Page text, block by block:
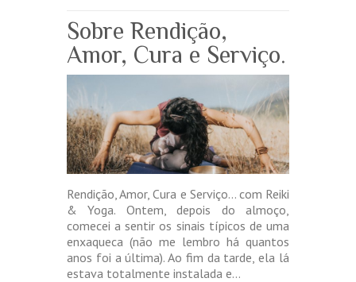
Sobre Rendição,
Amor, Cura e Serviço.
Rendição, Amor, Cura e Serviço… com Reiki
& Yoga. Ontem, depois do almoço,
comecei a sentir os sinais típicos de uma
enxaqueca (não me lembro há quantos
anos foi a última). Ao fim da tarde, ela lá
estava totalmente instalada e…